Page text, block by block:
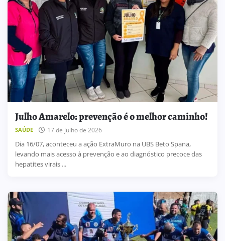
Julho Amarelo: prevenção é o melhor caminho!
SAÚDE 17 de julho de 2026
Dia 16/07, aconteceu a ação ExtraMuro na UBS Beto Spana,
levando mais acesso à prevenção e ao diagnóstico precoce das
hepatites virais ...